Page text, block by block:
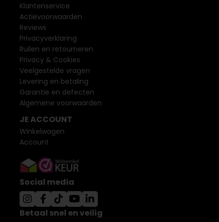
Klantenservice
Actievoorwaarden
Reviews
Privacyverklaring
Ruilen en retourneren
Privacy & Cookies
Veelgestelde vragen
Levering en betaling
Garantie en defecten
Algemene voorwaarden
JE ACCOUNT
Winkelwagen
Account
Social media
Betaal snel en veilig